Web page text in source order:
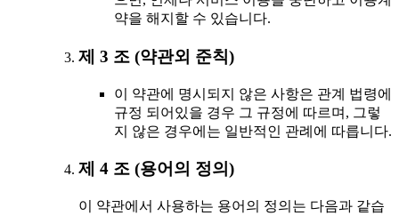
약을 해지할 수 있습니다.
제 3 조 (약관외 준칙)
이 약관에 명시되지 않은 사항은 관계 법령에
규정 되어있을 경우 그 규정에 따르며, 그렇
지 않은 경우에는 일반적인 관례에 따릅니다.
제 4 조 (용어의 정의)
이 약관에서 사용하는 용어의 정의는 다음과 같습